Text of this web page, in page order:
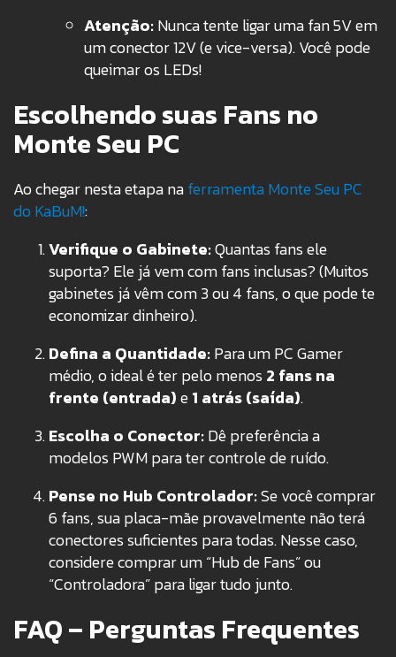
Atenção:Nunca tente ligar uma fan 5V em
um conector 12V (e vice-versa). Você pode
queimar os LEDs!
Escolhendo suas Fans no
Monte Seu PC
Ao chegar nesta etapa naferramenta Monte Seu PC
do KaBuM!:
Verifique o Gabinete:Quantas fans ele
suporta? Ele já vem com fans inclusas? (Muitos
gabinetes já vêm com 3 ou 4 fans, o que pode te
economizar dinheiro).
Defina a Quantidade:Para um PC Gamer
médio, o ideal é ter pelo menos 2 fans na
frente (entrada)e1 atrás (saída).
Escolha o Conector:Dê preferência a
modelos PWM para ter controle de ruído.
Pense no Hub Controlador:Se você comprar
6 fans, sua placa-mãe provavelmente não terá
conectores suficientes para todas. Nesse caso,
considere comprar um “Hub de Fans” ou
“Controladora” para ligar tudo junto.
FAQ – Perguntas Frequentes